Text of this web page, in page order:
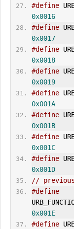
#define
0x0016
#define
0x0017
#define
0x0018
#define
0x0019
#define
0x001A
#define
0x001B
#define
0x001C
#define
0x001D
// previously
#define
0x001E
#define